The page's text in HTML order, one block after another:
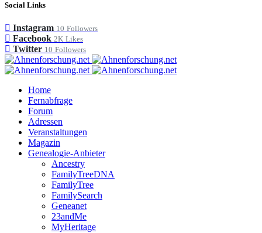
Social Links
Instagram 10 Followers
Facebook 2K Likes
Twitter 10 Followers
Home
Fernabfrage
Forum
Adressen
Veranstaltungen
Magazin
Genealogie-Anbieter
Ancestry
FamilyTreeDNA
FamilyTree
FamilySearch
Geneanet
23andMe
MyHeritage